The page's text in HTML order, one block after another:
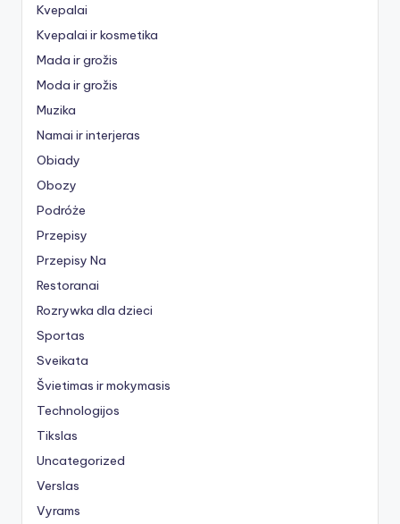
Kvepalai
Kvepalai ir kosmetika
Mada ir grožis
Moda ir grožis
Muzika
Namai ir interjeras
Obiady
Obozy
Podróże
Przepisy
Przepisy Na
Restoranai
Rozrywka dla dzieci
Sportas
Sveikata
Švietimas ir mokymasis
Technologijos
Tikslas
Uncategorized
Verslas
Vyrams